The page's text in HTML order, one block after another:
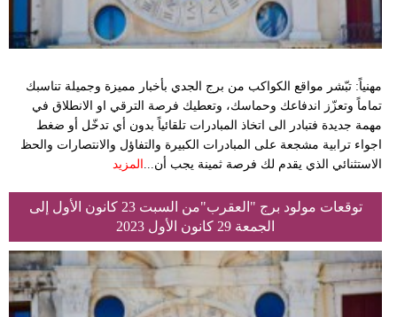
مهنياً: تبّشر مواقع الكواكب من برج الجدي بأخبار مميزة وجميلة تناسبك
تماماً وتعزّز اندفاعك وحماسك، وتعطيك فرصة الترقي او الانطلاق في
مهمة جديدة فتبادر الى اتخاذ المبادرات تلقائياً بدون أي تدخّل أو ضغط
اجواء ترابية مشجعة على المبادرات الكبيرة والتفاؤل والانتصارات والحظ
الاستثنائي الذي يقدم لك فرصة ثمينة يجب أن... المزيد
توقعات مولود برج "العقرب"من السبت 23 كانون الأول إلى
الجمعة 29 كانون الأول 2023